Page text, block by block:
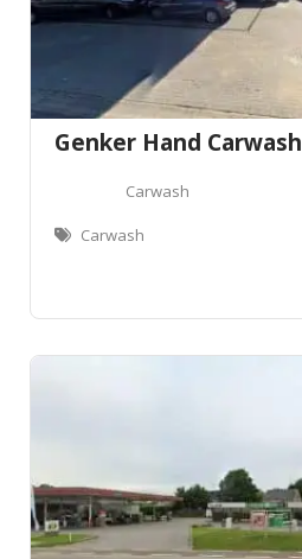
Genker Hand Carwash
Carwash
Carwash